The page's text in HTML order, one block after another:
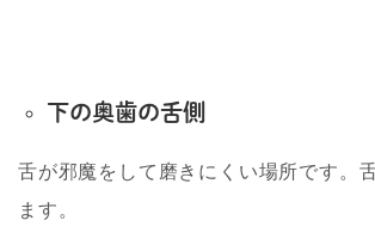
下の奥歯の舌側
舌が邪魔をして磨きにくい場所です。
ます。